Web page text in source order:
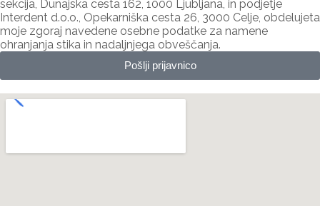
sekcija, Dunajska cesta 162, 1000 Ljubljana, in podjetje
Interdent d.o.o., Opekarniška cesta 26, 3000 Celje, obdelujeta
moje zgoraj navedene osebne podatke za namene
ohranjanja stika in nadaljnjega obveščanja.
Pošlji prijavnico